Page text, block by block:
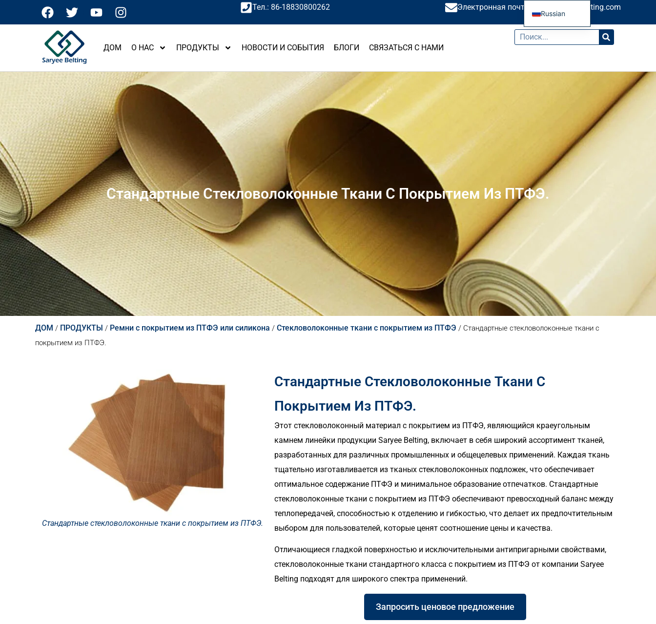
Тел.: 86-18830800262 Электронная почта: sales@saryeebelting.com
ДОМ О НАС ПРОДУКТЫ НОВОСТИ И СОБЫТИЯ БЛОГИ СВЯЗАТЬСЯ С НАМИ
Стандартные Стекловолоконные Ткани С Покрытием Из ПТФЭ.
ДОМ / ПРОДУКТЫ / Ремни с покрытием из ПТФЭ или силикона / Стекловолоконные ткани с покрытием из ПТФЭ / Стандартные стекловолоконные ткани с
покрытием из ПТФЭ.
Стандартные стекловолоконные ткани с покрытием из ПТФЭ.
Стандартные Стекловолоконные Ткани С
Покрытием Из ПТФЭ.
Этот стекловолоконный материал с покрытием из ПТФЭ, являющийся краеугольным
камнем линейки продукции Saryee Belting, включает в себя широкий ассортимент тканей,
разработанных для различных промышленных и общецелевых применений. Каждая ткань
тщательно изготавливается из тканых стекловолоконных подложек, что обеспечивает
оптимальное содержание ПТФЭ и минимальное образование отпечатков. Стандартные
стекловолоконные ткани с покрытием из ПТФЭ обеспечивают превосходный баланс между
теплопередачей, способностью к отделению и гибкостью, что делает их предпочтительным
выбором для пользователей, которые ценят соотношение цены и качества.
Отличающиеся гладкой поверхностью и исключительными антипригарными свойствами,
стекловолоконные ткани стандартного класса с покрытием из ПТФЭ от компании Saryee
Belting подходят для широкого спектра применений.
Запросить ценовое предложение
Russian
English
French